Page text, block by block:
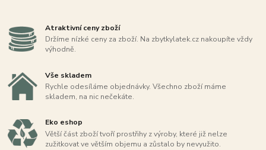
Atraktivní ceny zboží
Držíme nízké ceny za zboží. Na zbytkylatek.cz nakoupíte vždy
výhodně.
Vše skladem
Rychle odesíláme objednávky. Všechno zboží máme
skladem, na nic nečekáte.
Eko eshop
Větší část zboží tvoří prostřihy z výroby, které již nelze
zužitkovat ve větším objemu a zůstalo by nevyužito.